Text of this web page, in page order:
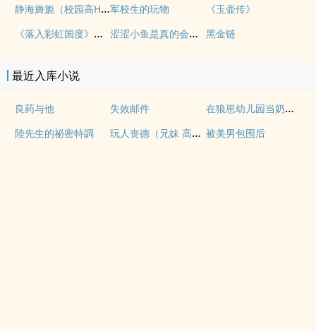
静海旖旎（校园高H）军校生的玩物 《玉壶传》
《落入彩虹国度》穿越+西幻+言情 涩涩小鱼是真的会被干透 黑金链
最近入库小说
良药与他 失效邮件 在狼崽幼儿园当奶爸的日常
陸先生的祕密特調 玩人丧德（兄妹 高H） 被美男包围后